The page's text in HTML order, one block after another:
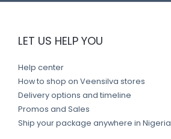
LET US HELP YOU
Help center
How to shop on Veensilva stores
Delivery options and timeline
Promos and Sales
Ship your package anywhere in Nigeria